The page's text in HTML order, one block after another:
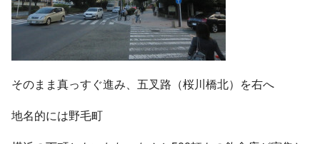
そのまま真っすぐ進み、五叉路（桜川橋北）を右へ
地名的には野毛町